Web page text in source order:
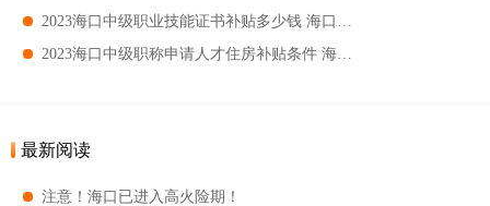
最新阅读
注意！海口已进入高火险期！